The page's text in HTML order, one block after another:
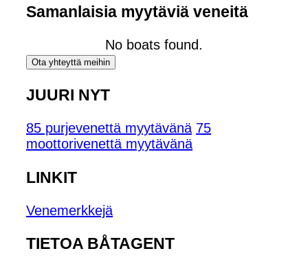
Samanlaisia ​​myytäviä veneitä
No boats found.
Ota yhteyttä meihin
JUURI NYT
85 purjevenettä myytävänä 75
moottorivenettä myytävänä
LINKIT
Venemerkkejä
TIETOA BÅTAGENT